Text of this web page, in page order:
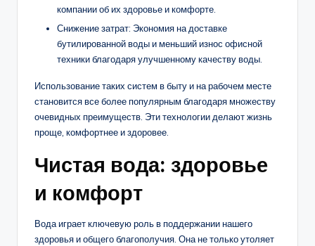
компании об их здоровье и комфорте.
Снижение затрат: Экономия на доставке
бутилированной воды и меньший износ офисной
техники благодаря улучшенному качеству воды.
Использование таких систем в быту и на рабочем месте
становится все более популярным благодаря множеству
очевидных преимуществ. Эти технологии делают жизнь
проще, комфортнее и здоровее.
Чистая вода: здоровье
и комфорт
Вода играет ключевую роль в поддержании нашего
здоровья и общего благополучия. Она не только утоляет